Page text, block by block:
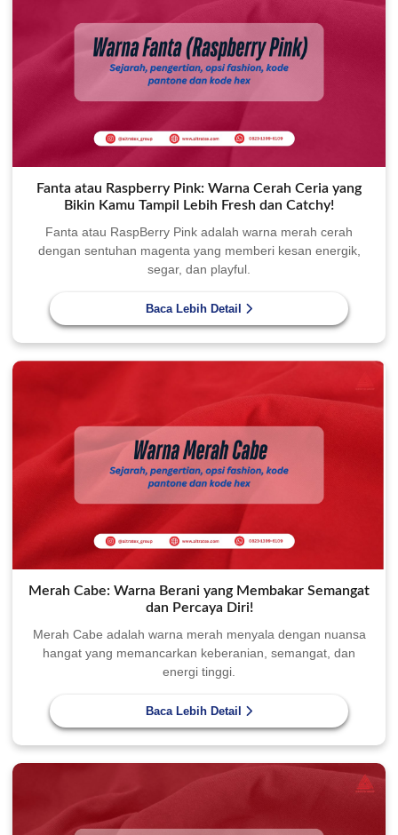
Fanta atau Raspberry Pink: Warna Cerah Ceria yang
Bikin Kamu Tampil Lebih Fresh dan Catchy!
Fanta atau RaspBerry Pink adalah warna merah cerah
dengan sentuhan magenta yang memberi kesan energik,
segar, dan playful.
Baca Lebih Detail
Merah Cabe: Warna Berani yang Membakar Semangat
dan Percaya Diri!
Merah Cabe adalah warna merah menyala dengan nuansa
hangat yang memancarkan keberanian, semangat, dan
energi tinggi.
Baca Lebih Detail